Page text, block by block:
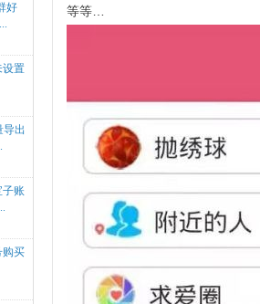
好
设置
出
子账
购买
等等…